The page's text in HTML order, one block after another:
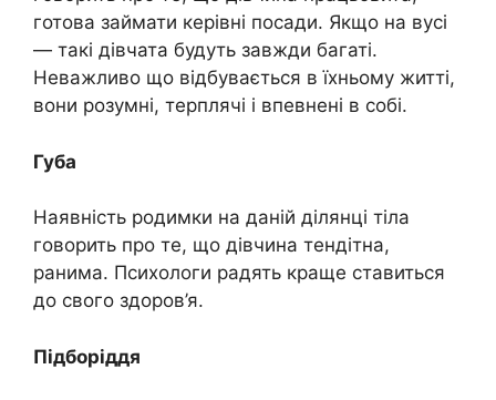
готова займати керівні посади. Якщо на вусі
— такі дівчата будуть завжди багаті.
Неважливо що відбувається в їхньому житті,
вони розумні, терплячі і впевнені в собі.
Губа
Наявність родимки на даній ділянці тіла
говорить про те, що дівчина тендітна,
ранима. Психологи радять краще ставиться
до свого здоров’я.
Підборіддя